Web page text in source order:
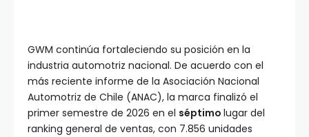
GWM continúa fortaleciendo su posición en la
industria automotriz nacional. De acuerdo con el
más reciente informe de la Asociación Nacional
Automotriz de Chile (ANAC), la marca finalizó el
primer semestre de 2026 en el séptimo lugar del
ranking general de ventas, con 7.856 unidades